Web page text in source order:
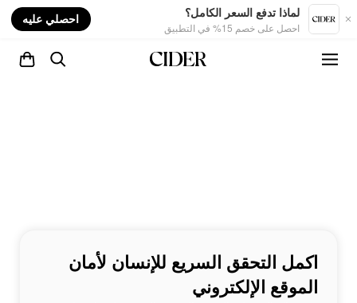
لماذا تدفع السعر الكامل؟
احصل على خصم 15% في التطبيق
احصلي عليه
اكمل التحقق السريع للإنسان لأمان
الموقع الإلكتروني